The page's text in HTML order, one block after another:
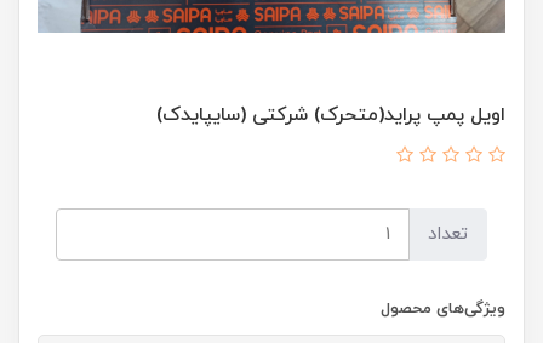
اویل پمپ پراید(متحرک) شرکتی (سایپایدک)
تعداد
ویژگی‌های محصول